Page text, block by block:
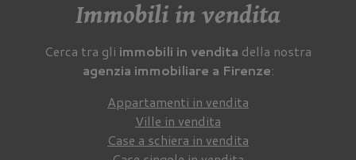
Immobili in vendita
Cerca tra gli immobili in vendita della nostra
agenzia immobiliare a Firenze:
Appartamenti in vendita
Ville in vendita
Case a schiera in vendita